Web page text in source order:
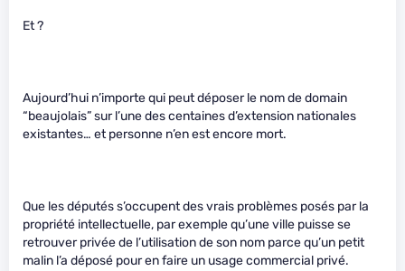
Et ?
Aujourd’hui n’importe qui peut déposer le nom de domain
“beaujolais” sur l’une des centaines d’extension nationales
existantes… et personne n’en est encore mort.
Que les députés s’occupent des vrais problèmes posés par la
propriété intellectuelle, par exemple qu’une ville puisse se
retrouver privée de l’utilisation de son nom parce qu’un petit
malin l’a déposé pour en faire un usage commercial privé.